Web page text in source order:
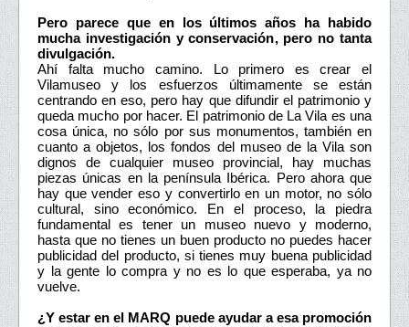
Pero parece que en los últimos años ha habido
mucha investigación y conservación, pero no tanta
divulgación.
Ahí falta mucho camino. Lo primero es crear el
Vilamuseo y los esfuerzos últimamente se están
centrando en eso, pero hay que difundir el patrimonio y
queda mucho por hacer. El patrimonio de La Vila es una
cosa única, no sólo por sus monumentos, también en
cuanto a objetos, los fondos del museo de la Vila son
dignos de cualquier museo provincial, hay muchas
piezas únicas en la península Ibérica. Pero ahora que
hay que vender eso y convertirlo en un motor, no sólo
cultural, sino económico. En el proceso, la piedra
fundamental es tener un museo nuevo y moderno,
hasta que no tienes un buen producto no puedes hacer
publicidad del producto, si tienes muy buena publicidad
y la gente lo compra y no es lo que esperaba, ya no
vuelve.
¿Y estar en el MARQ puede ayudar a esa promoción